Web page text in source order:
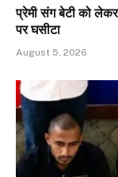
प्रेमी संग बेटी को
पर घसीटा
August 5, 2026